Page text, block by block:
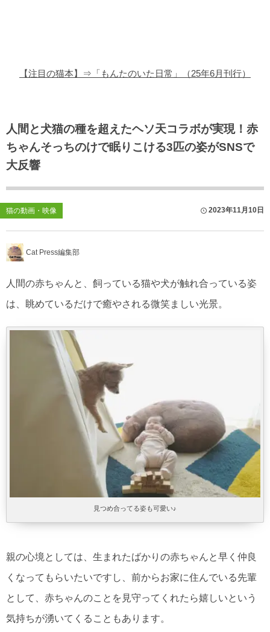
【注目の猫本】⇒「もんたのいた日常」（25年6月刊行）
人間と犬猫の種を超えたヘソ天コラボが実現！赤
ちゃんそっちのけで眠りこける3匹の姿がSNSで
大反響
猫の動画・映像 2023年11月10日
Cat Press編集部
人間の赤ちゃんと、飼っている猫や犬が触れ合っている姿
は、眺めているだけで癒やされる微笑ましい光景。
見つめ合ってる姿も可愛い♪
親の心境としては、生まれたばかりの赤ちゃんと早く仲良
くなってもらいたいですし、前からお家に住んでいる先輩
として、赤ちゃんのことを見守ってくれたら嬉しいという
気持ちが湧いてくることもあります。
猫のゲーム・アプリ